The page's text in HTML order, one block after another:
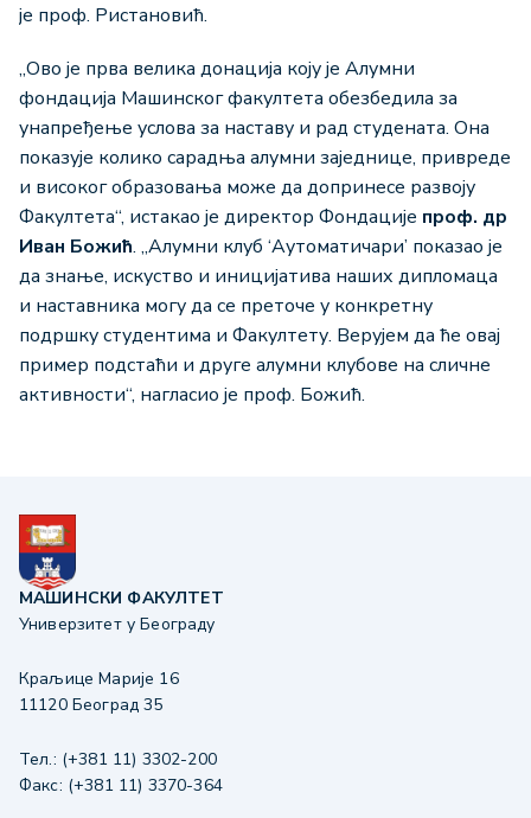
је проф. Ристановић.
„Ово је прва велика донација коју је Алумни
фондација Машинског факултета обезбедила за
унапређење услова за наставу и рад студената. Она
показује колико сарадња алумни заједнице, привреде
и високог образовања може да допринесе развоју
Факултета“, истакао је директор Фондације проф. др
Иван Божић. „Алумни клуб ‘Аутоматичари’ показао је
да знање, искуство и иницијатива наших дипломаца
и наставника могу да се преточе у конкретну
подршку студентима и Факултету. Верујем да ће овај
пример подстаћи и друге алумни клубове на сличне
активности“, нагласио је проф. Божић.
МАШИНСКИ ФАКУЛТЕТ
Универзитет у Београду
Краљице Марије 16
11120 Београд 35
Тел.: (+381 11) 3302-200
Факс: (+381 11) 3370-364